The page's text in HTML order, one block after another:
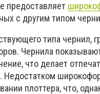
предоставляет
с другим типом
типа чернил,
Чернила
что делает
плоттера, что,